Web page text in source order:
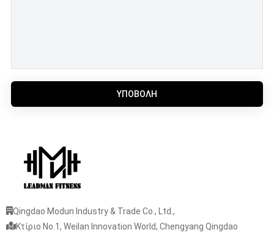
ΥΠΟΒΟΛΉ
Qingdao Modun Industry & Trade Co., Ltd.,
Κτίριο No.1, Weilan Innovation World, Chengyang Qingdao